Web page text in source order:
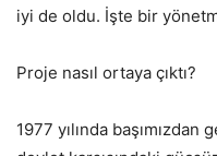
iyi de oldu. İşte bir
Proje nasıl ortaya çıktı?
1977 yılında